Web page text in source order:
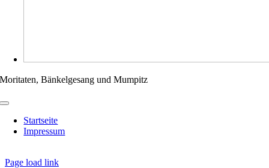
Moritaten, Bänkelgesang und Mumpitz
Toggle
NavigationStartseite
Impressum
Page load link